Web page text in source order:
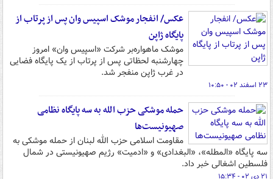
عکس/ انفجار موشک اسپیس وان پس از پرتاب از
پایگاه ژاپن
موشک ماهواره‌بر شرکت «اسپیس وان» امروز
چهارشنبه لحظاتی پس از پرتاب از یک پایگاه فضایی
در غرب ژاپن منفجر شد.
۲۳ اسفند ۰۲ - ۱۰:۵۰
حمله موشکی حزب الله به سه پایگاه نظامی
صهیونیست‌ها
مقاومت اسلامی حزب الله لبنان از حمله موشکی به
سه پایگاه «المطله»، «البغدادی» و «ادمیت» رژیم صهیونیستی در شمال
فلسطین اشغالی خبر داد.
۲۱ دی ۰۲ - ۱۵:۳۴